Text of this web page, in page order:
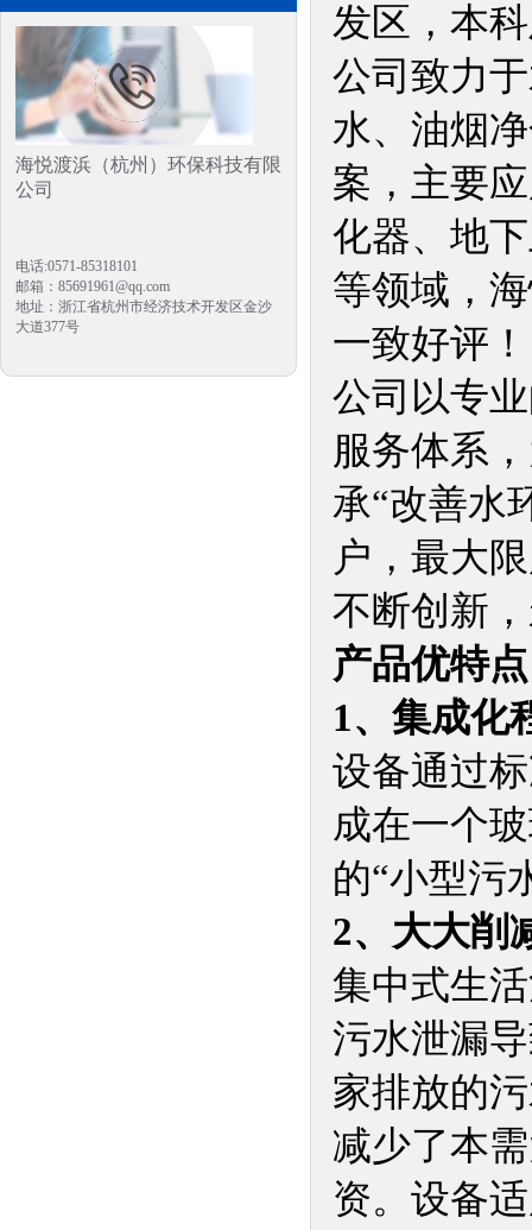
海悦渡浜（杭州）环保科技有限
公司
电话:0571-85318101
邮箱：85691961@qq.com
地址：浙江省杭州市经济技术开发区金沙
大道377号
发区，本
公司致力
水、油烟
案，主要
化器、地
等领域，
一致好评！
公司以专
服务体系
承“改善水
户，最大
不断创新
产品优特点
1、集成化
设备通过
成在一个
的“小型污
2、大大削
集中式生
污水泄漏
家排放的
减少了本
资。设备